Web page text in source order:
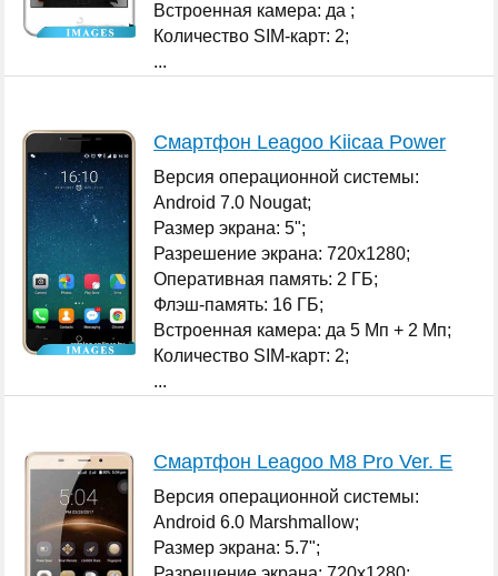
Встроенная камера: да ;
Количество SIM-карт: 2;
...
Смартфон Leagoo Kiicaa Power
Версия операционной системы:
Android 7.0 Nougat;
Размер экрана: 5";
Разрешение экрана: 720x1280;
Оперативная память: 2 ГБ;
Флэш-память: 16 ГБ;
Встроенная камера: да 5 Мп + 2 Мп;
Количество SIM-карт: 2;
...
Смартфон Leagoo M8 Pro Ver. E
Версия операционной системы:
Android 6.0 Marshmallow;
Размер экрана: 5.7";